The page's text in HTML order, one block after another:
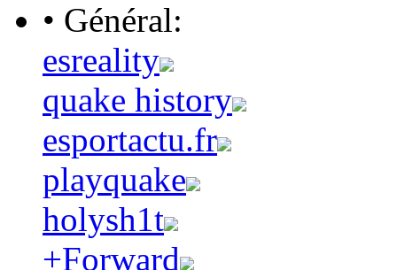
• Général:
esreality
quake history
esportactu.fr
playquake
holysh1t
+Forward